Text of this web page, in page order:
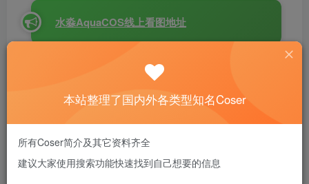
水淼AquaCOS线上看图地址
在cos界，总有那么一些作品，让人一眼难忘、再眼沉
原神 》中的 甘雨 带进了校园黑板与课桌之间 – 这不
水淼AquaCOS线上看图地址：传送门
本站整理了国内外各类型知名Coser
所有Coser简介及其它资料齐全
建议大家使用搜索功能快速找到自己想要的信息